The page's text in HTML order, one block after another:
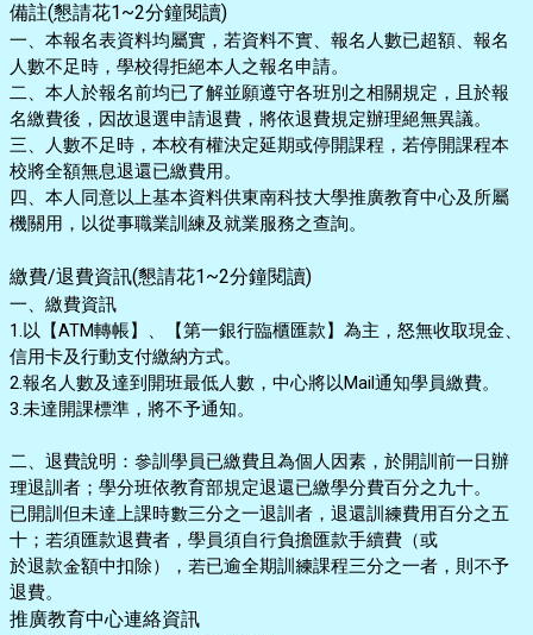
備註(懇請花1~2分鐘閱讀)
一、本報名表資料均屬實，若資料不實、報名人數已超額、報名
人數不足時，學校得拒絕本人之報名申請。
二、本人於報名前均已了解並願遵守各班別之相關規定，且於報
名繳費後，因故退選申請退費，將依退費規定辦理絕無異議。
三、人數不足時，本校有權決定延期或停開課程，若停開課程本
校將全額無息退還已繳費用。
四、本人同意以上基本資料供東南科技大學推廣教育中心及所屬
機關用，以從事職業訓練及就業服務之查詢。
繳費/退費資訊(懇請花1~2分鐘閱讀)
一、繳費資訊
1.以【ATM轉帳】、【第一銀行臨櫃匯款】為主，怒無收取現金、
信用卡及行動支付繳納方式。
2.報名人數及達到開班最低人數，中心將以Mail通知學員繳費。
3.未達開課標準，將不予通知。
二、退費說明：參訓學員已繳費且為個人因素，於開訓前一日辦
理退訓者；學分班依教育部規定退還已繳學分費百分之九十。
已開訓但未達上課時數三分之一退訓者，退還訓練費用百分之五
十；若須匯款退費者，學員須自行負擔匯款手續費（或
於退款金額中扣除），若已逾全期訓練課程三分之一者，則不予
退費。
推廣教育中心連絡資訊